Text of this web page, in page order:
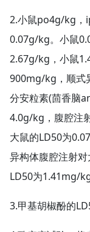
2.小鼠po4g/kg，
0.07g/kg。小鼠
2.67g/kg，小鼠
900mg/kg，顺式
分安粒素(茴香脑
4.0g/kg，腹腔注
大鼠的LD50为
异构体腹腔注射
LD50为1.41mg/kg
3.甲基胡椒酚的